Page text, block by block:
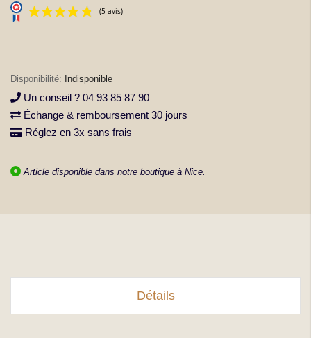
Galerie
Indisponible
Un conseil ? 04 93 85 87 90
Échange & remboursement 30 jours
Réglez en 3x sans frais
Article disponible dans notre boutique à Nice.
Détails